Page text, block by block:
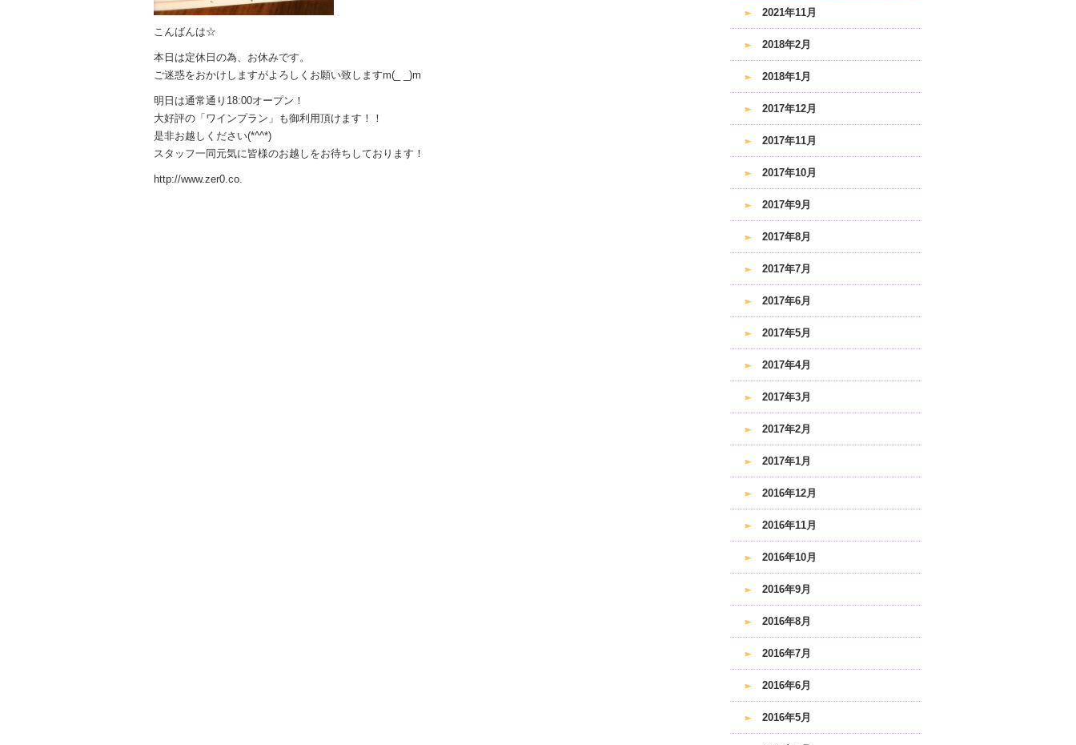
こんばんは☆
本日は定休日の為、お休みです。
ご迷惑をおかけしますがよろしくお願い致しますm(_ _)m
明日は通常通り18:00オープン！
大好評の「ワインプラン」も御利用頂けます！！
是非お越しください(*^^*)
スタッフ一同元気に皆様のお越しをお待ちしております！
http://www.zer0.co.
2021年11月
2018年2月
2018年1月
2017年12月
2017年11月
2017年10月
2017年9月
2017年8月
2017年7月
2017年6月
2017年5月
2017年4月
2017年3月
2017年2月
2017年1月
2016年12月
2016年11月
2016年10月
2016年9月
2016年8月
2016年7月
2016年6月
2016年5月